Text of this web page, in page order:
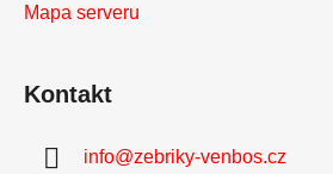
Mapa serveru
Kontakt
info@zebriky-venbos.cz